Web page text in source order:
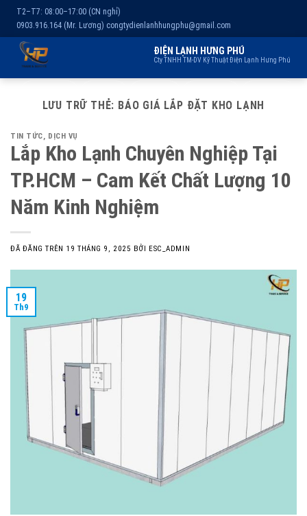
T2–T7: 08:00–17:00 (CN nghỉ)
0903.916.164 (Mr. Lương) congtydienlanhhungphu@gmail.com
ĐIỆN LẠNH HƯNG PHÚ
Cty TNHH TM-DV Kỹ Thuật Điện Lạnh Hưng Phú
dung
LƯU TRỮ THẺ: BÁO GIÁ LẮP ĐẶT KHO LẠNH
TIN TỨC, DỊCH VỤ
Lắp Kho Lạnh Chuyên Nghiệp Tại
TP.HCM – Cam Kết Chất Lượng 10
Năm Kinh Nghiệm
ĐÃ ĐĂNG TRÊN 19 THÁNG 9, 2025 BỞI ESC_ADMIN
19
Th9